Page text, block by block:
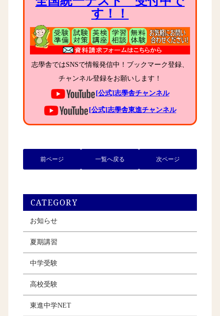
す！！
志學舎ではSNSで情報発信中！ブックマーク登録、
チャンネル登録をお願いします！
[公式]志學舎チャンネル
[公式]志學舎東進チャンネル
前ページ 一覧へ戻る 次ページ
CATEGORY
お知らせ
夏期講習
中学受験
高校受験
東進中学NET